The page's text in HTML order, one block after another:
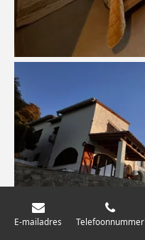
E-mailadres Telefoonnummer